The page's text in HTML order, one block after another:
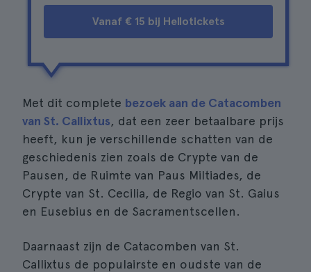
Vanaf € 15 bij Hellotickets
Met dit complete bezoek aan de Catacomben
van St. Callixtus, dat een zeer betaalbare prijs
heeft, kun je verschillende schatten van de
geschiedenis zien zoals de Crypte van de
Pausen, de Ruimte van Paus Miltiades, de
Crypte van St. Cecilia, de Regio van St. Gaius
en Eusebius en de Sacramentscellen.
Daarnaast zijn de Catacomben van St.
Callixtus de populairste en oudste van de